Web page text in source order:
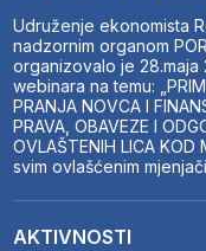
Udruženje ekonomista
nadzornim organom
organizovalo je
webinara na temu:
PRANJA NOVCA I
PRAVA, OBAVEZE I
OVLAŠTENIH LICA
svim ovlašćenim
AKTIVNOSTI